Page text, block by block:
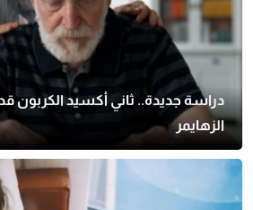
دراسة جديدة.. ثاني أكسيد الكربون
الزهايمر